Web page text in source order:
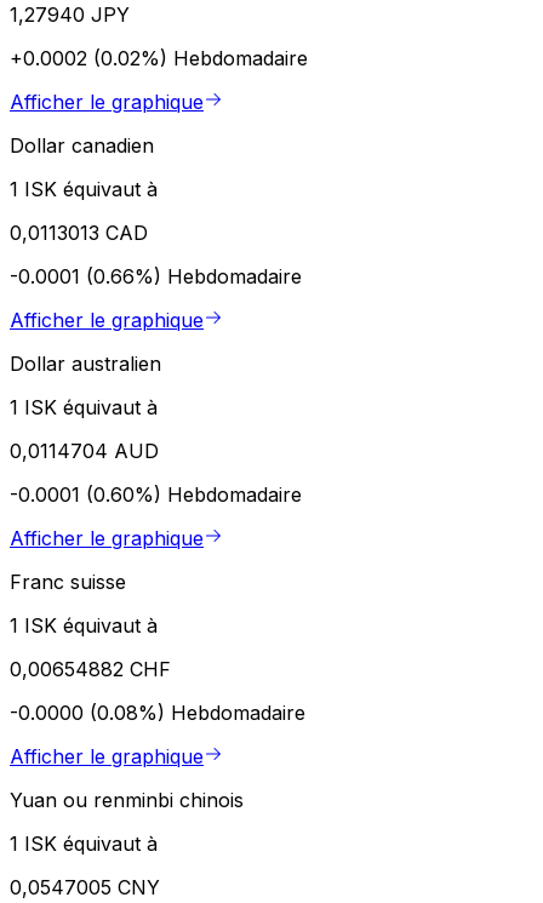
1,27940 JPY
+0.0002 (0.02%) Hebdomadaire
Afficher le graphique
Dollar canadien
1 ISK équivaut à
0,0113013 CAD
-0.0001 (0.66%) Hebdomadaire
Afficher le graphique
Dollar australien
1 ISK équivaut à
0,0114704 AUD
-0.0001 (0.60%) Hebdomadaire
Afficher le graphique
Franc suisse
1 ISK équivaut à
0,00654882 CHF
-0.0000 (0.08%) Hebdomadaire
Afficher le graphique
Yuan ou renminbi chinois
1 ISK équivaut à
0,0547005 CNY